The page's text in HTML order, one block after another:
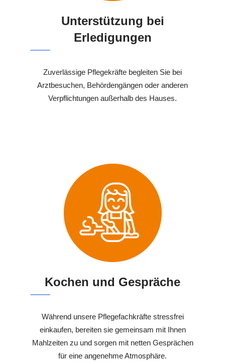
Unterstützung bei
Erledigungen
Zuverlässige Pflegekräfte begleiten Sie bei
Arztbesuchen, Behördengängen oder anderen
Verpflichtungen außerhalb des Hauses.
Kochen und Gespräche
Während unsere Pflegefachkräfte stressfrei
einkaufen, bereiten sie gemeinsam mit Ihnen
Mahlzeiten zu und sorgen mit netten Gesprächen
für eine angenehme Atmosphäre.